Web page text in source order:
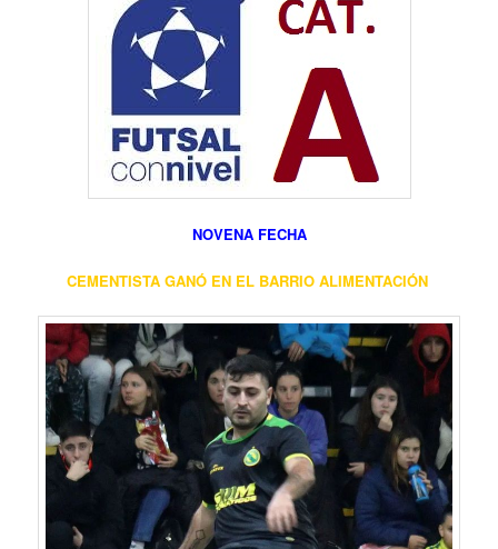
NOVENA FECHA
CEMENTISTA GANÓ EN EL BARRIO ALIMENTACIÓN